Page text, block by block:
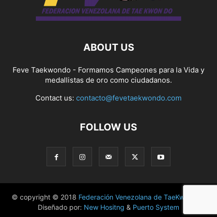
ABOUT US
Feve Taekwondo - Formamos Campeones para la Vida y
medallistas de oro como ciudadanos.
Contact us: contacto@fevetaekwondo.com
FOLLOW US
© copyright © 2018 Federación Venezolana de TaeKwonDo
Diseñado por: New Hositng & Puerto System